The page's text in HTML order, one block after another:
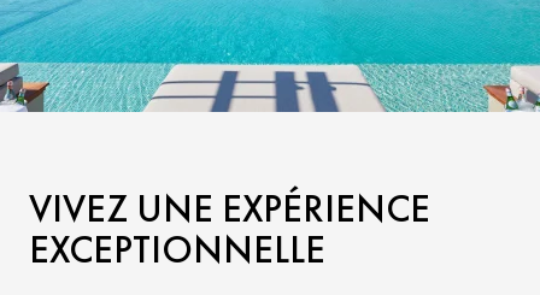
VIVEZ UNE EXPÉRIENCE
EXCEPTIONNELLE